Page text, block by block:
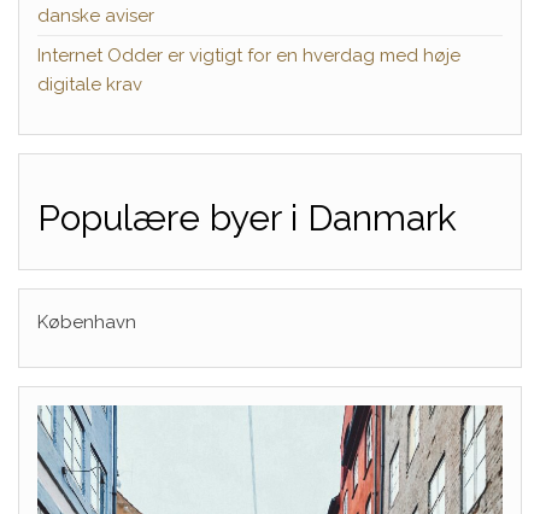
danske aviser
Internet Odder er vigtigt for en hverdag med høje
digitale krav
Populære byer i Danmark
København